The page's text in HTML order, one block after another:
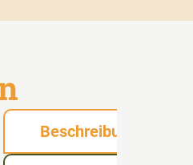
Beschreibung